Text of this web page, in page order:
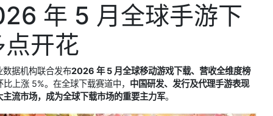
年 5 月全球手游下
开花
据机构联合发布2026 年 5 月全球移动游戏下载、营收全维度榜
上涨 5%。在全球下载赛道中， 中国研发、发行及代理手游表现
流市场，成为全球下载市场的重要主力军。